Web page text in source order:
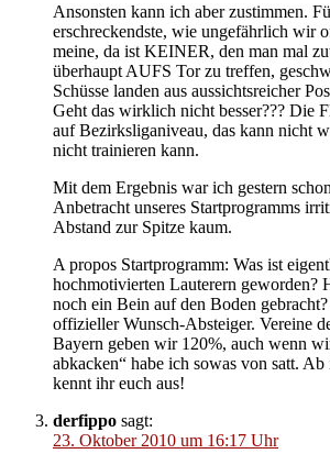
Ansonsten kann ich aber zustimmen.
erschreckendste, wie ungefährlich wir
meine, da ist KEINER, den man mal
überhaupt AUFS Tor zu treffen,
Schüsse landen aus aussichtsreicher
Geht das wirklich nicht besser??? Die
auf Bezirksliganiveau, das kann nicht
nicht trainieren kann.
Mit dem Ergebnis war ich gestern
Anbetracht unseres Startprogramms
Abstand zur Spitze kaum.
A propos Startprogramm: Was ist
hochmotivierten Lauterern geworden?
noch ein Bein auf den Boden
offizieller Wunsch-Absteiger. Vereine
Bayern geben wir 120%, auch wenn
abkacken“ habe ich sowas von satt.
kennt ihr euch aus!
derfippo sagt:
23. Oktober 2010 um 16:17 Uhr